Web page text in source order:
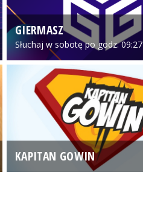
GIERMASZ
Słuchaj w sobotę po godz. 09:27
KAPITAN GOWIN